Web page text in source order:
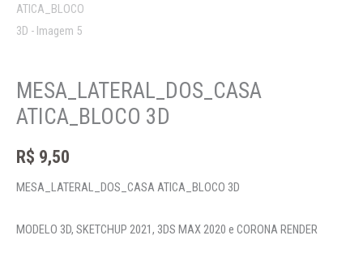
MESA_LATERAL_DOS_CASA
ATICA_BLOCO 3D
R$ 9,50
MESA_LATERAL_DOS_CASA ATICA_BLOCO 3D
MODELO 3D, SKETCHUP 2021, 3DS MAX 2020 e CORONA RENDER